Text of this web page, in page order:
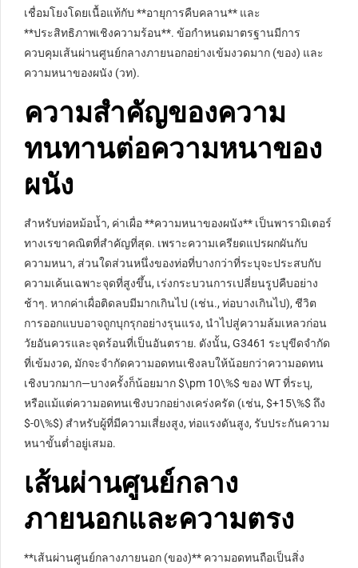
เชื่อมโยงโดยเนื้อแท้กับ **อายุการคืบคลาน** และ
**ประสิทธิภาพเชิงความร้อน**. ข้อกำหนดมาตรฐานมีการ
ควบคุมเส้นผ่านศูนย์กลางภายนอกอย่างเข้มงวดมาก (ของ) และ
ความหนาของผนัง (วท).
ความสำคัญของความ
ทนทานต่อความหนาของ
ผนัง
สำหรับท่อหม้อน้ำ, ค่าเผื่อ **ความหนาของผนัง** เป็นพารามิเตอร์
ทางเรขาคณิตที่สำคัญที่สุด. เพราะความเครียดแปรผกผันกับ
ความหนา, ส่วนใดส่วนหนึ่งของท่อที่บางกว่าที่ระบุจะประสบกับ
ความเค้นเฉพาะจุดที่สูงขึ้น, เร่งกระบวนการเปลี่ยนรูปคืบอย่าง
ช้าๆ. หากค่าเผื่อติดลบมีมากเกินไป (เช่น., ท่อบางเกินไป), ชีวิต
การออกแบบอาจถูกบุกรุกอย่างรุนแรง, นำไปสู่ความล้มเหลวก่อน
วัยอันควรและจุดร้อนที่เป็นอันตราย. ดังนั้น, G3461 ระบุขีดจำกัด
ที่เข้มงวด, มักจะจำกัดความอดทนเชิงลบให้น้อยกว่าความอดทน
เชิงบวกมาก—บางครั้งก็น้อยมาก$\pm 10\%$ ของ WT ที่ระบุ,
หรือแม้แต่ความอดทนเชิงบวกอย่างเคร่งครัด (เช่น, $+15\%$ ถึง
$-0\%$) สำหรับผู้ที่มีความเสี่ยงสูง, ท่อแรงดันสูง, รับประกันความ
หนาขั้นต่ำอยู่เสมอ.
เส้นผ่านศูนย์กลาง
ภายนอกและความตรง
**เส้นผ่านศูนย์กลางภายนอก (ของ)** ความอดทนถือเป็นสิ่ง